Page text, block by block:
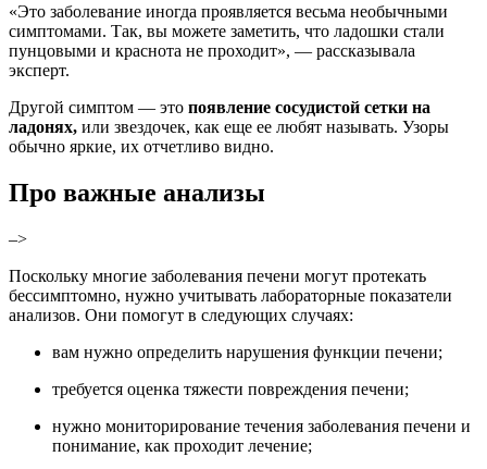
«Это заболевание иногда проявляется весьма необычными
симптомами. Так, вы можете заметить, что ладошки стали
пунцовыми и краснота не проходит», — рассказывала
эксперт.
Другой симптом — это появление сосудистой сетки на
ладонях, или звездочек, как еще ее любят называть. Узоры
обычно яркие, их отчетливо видно.
Про важные анализы
–>
Поскольку многие заболевания печени могут протекать
бессимптомно, нужно учитывать лабораторные показатели
анализов. Они помогут в следующих случаях:
вам нужно определить нарушения функции печени;
требуется оценка тяжести повреждения печени;
нужно мониторирование течения заболевания печени и
понимание, как проходит лечение;